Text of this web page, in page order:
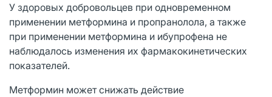
У здоровых добровольцев при одновременном
применении метформина и пропранолола, а также
при применении метформина и ибупрофена не
наблюдалось изменения их фармакокинетических
показателей.
Метформин может снижать действие